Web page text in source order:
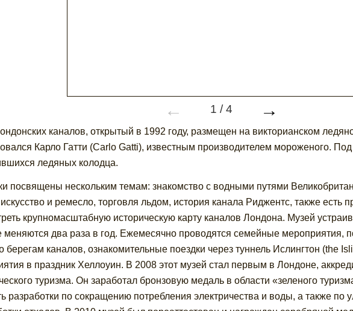
← 1 /4 →
каналов, открытый в 1992 году, размещен на викторианском
Карло Гатти (Carlo Gatti), известным производителем мороженого.
ледяных колодца.
посвящены нескольким темам: знакомство с водными путями
и ремесло, торговля льдом, история канала Риджентс, также есть
крупномасштабную историческую карту каналов Лондона. Музей
меняются два раза в год. Ежемесячно проводятся семейные мероприятия,
берегам каналов, ознакомительные поездки через туннель Ислингтон (the
в праздник Хеллоуин. В 2008 этот музей стал первым в Лондоне,
туризма. Он заработал бронзовую медаль в области «зеленого
разработки по сокращению потребления электричества и воды, а также по